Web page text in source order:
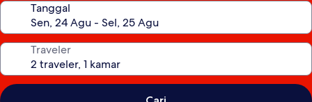
Tanggal
Traveler